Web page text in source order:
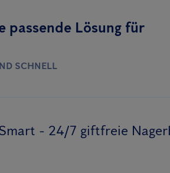
passende Lösung für
SCHNELL
- 24/7 giftfreie